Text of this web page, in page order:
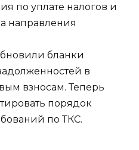
по уплате налогов и
направления
бланки
в
взносам. Теперь
порядок
по ТКС.